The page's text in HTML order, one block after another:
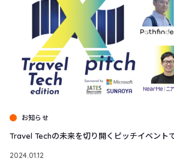
お知らせ
Travel Techの未来を切り開くピッチイベント
2024.01.12